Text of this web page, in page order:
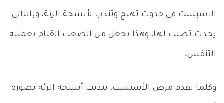
الاسبست في حدوث تهيج وتندب لأنسجة الرئة، وبالتالي
يحدث تصلب لها، وهذا يجعل من الصعب القيام بعملية
التنفس.
وكلما تقدم مرض الأسبست، تندبت أنسجة الرئة بصورة